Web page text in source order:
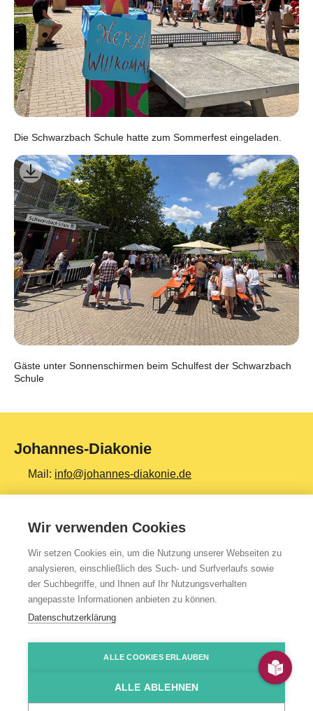
Die Schwarzbach Schule hatte zum Sommerfest eingeladen.
Gäste unter Sonnenschirmen beim Schulfest der Schwarzbach
Schule
Johannes-Diakonie
Mail: info@johannes-diakonie.de
Tel:06261 - 88-0
Top Themen
Teilhabe & Assistenz
Altenpflege
Bildung & Ausbildung
Datenschutzerklärung
HinSchG-/LkSG-Hinweis JoDi Shop
Wir verwenden Cookies
Wir setzen Cookies ein, um die Nutzung unserer Webseiten zu
analysieren, einschließlich des Such- und Surfverlaufs sowie
der Suchbegriffe, und Ihnen auf Ihr Nutzungsverhalten
angepasste Informationen anbieten zu können.
Datenschutzerklärung
ALLE COOKIES ERLAUBEN
ALLE ABLEHNEN